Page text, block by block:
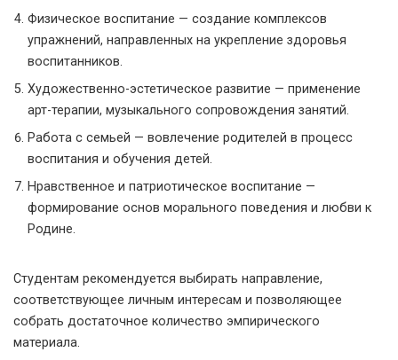
Физическое воспитание — создание комплексов
упражнений, направленных на укрепление здоровья
воспитанников.
Художественно-эстетическое развитие — применение
арт-терапии, музыкального сопровождения занятий.
Работа с семьей — вовлечение родителей в процесс
воспитания и обучения детей.
Нравственное и патриотическое воспитание —
формирование основ морального поведения и любви к
Родине.
Студентам рекомендуется выбирать направление,
соответствующее личным интересам и позволяющее
собрать достаточное количество эмпирического
материала.